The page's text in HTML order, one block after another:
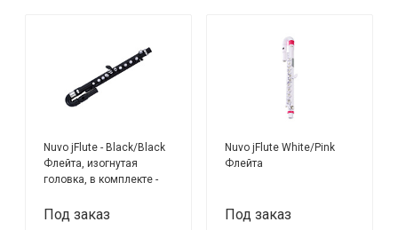
Nuvo jFlute - Black/Black
Флейта, изогнутая
головка, в комплекте -
Под заказ
Nuvo jFlute White/Pink
Флейта
Под заказ